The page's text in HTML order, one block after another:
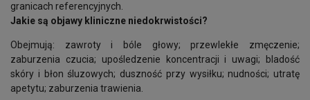
granicach referencyjnych.
Jakie są objawy kliniczne niedokrwistości?
Obejmują: zawroty i bóle głowy; przewlekłe zmęczenie;
zaburzenia czucia; upośledzenie koncentracji i uwagi; bladość
skóry i błon śluzowych; duszność przy wysiłku; nudności; utratę
apetytu; zaburzenia trawienia.